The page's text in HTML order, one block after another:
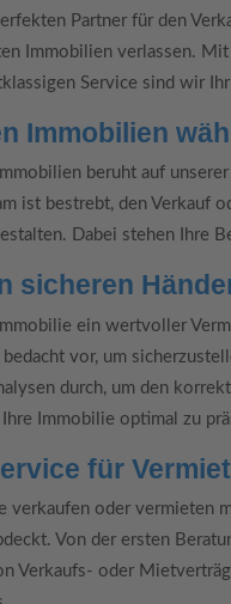
Partner für den
Immobilien verlassen.
Service sind wir
Immobilien
beruht auf
ist bestrebt, den Verkauf
Dabei stehen Ihre
sicheren
ein wertvoller
vor, um
durch, um den
Immobilie optimal zu
für
verkaufen oder vermieten
Von der ersten
Verkaufs- oder